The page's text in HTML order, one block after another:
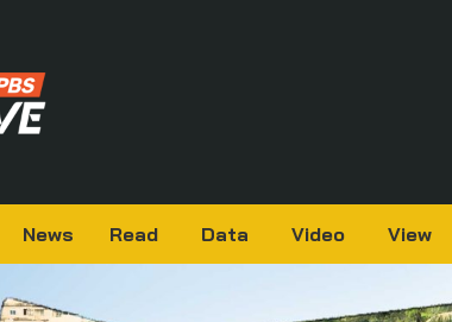
News Read Data Video View